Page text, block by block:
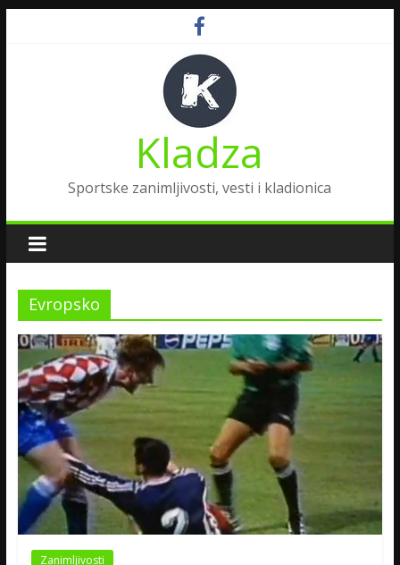
Kladza
Sportske zanimljivosti, vesti i kladionica
Evropsko
Zanimljivosti